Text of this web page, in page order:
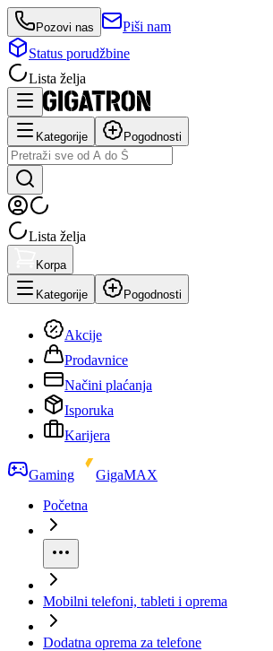
Pozovi nas
Piši nam
Status porudžbine
Lista želja
Kategorije Pogodnosti
Lista želja
Korpa
Kategorije Pogodnosti
Akcije
Prodavnice
Načini plaćanja
Isporuka
Karijera
Gaming
GigaMAX
Početna
Mobilni telefoni, tableti i oprema
Dodatna oprema za telefone